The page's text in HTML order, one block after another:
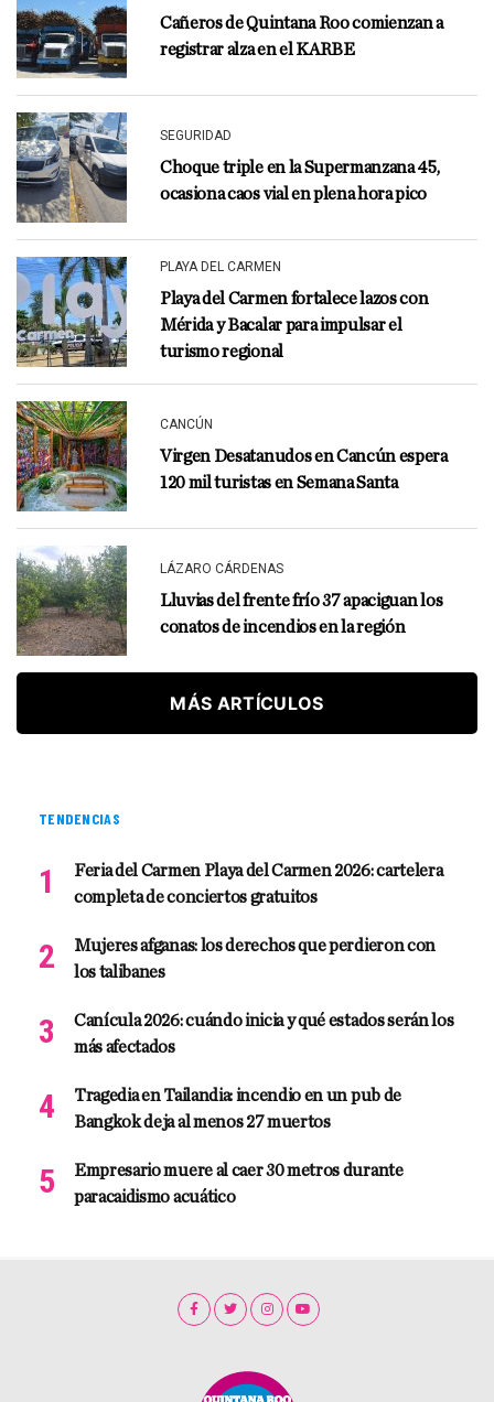
Cañeros de Quintana Roo comienzan a
registrar alza en el KARBE
SEGURIDAD
Choque triple en la Supermanzana 45,
ocasiona caos vial en plena hora pico
PLAYA DEL CARMEN
Playa del Carmen fortalece lazos con
Mérida y Bacalar para impulsar el
turismo regional
CANCÚN
Virgen Desatanudos en Cancún espera
120 mil turistas en Semana Santa
LÁZARO CÁRDENAS
Lluvias del frente frío 37 apaciguan los
conatos de incendios en la región
MÁS ARTÍCULOS
TENDENCIAS
Feria del Carmen Playa del Carmen 2026: cartelera
completa de conciertos gratuitos
Mujeres afganas: los derechos que perdieron con
los talibanes
Canícula 2026: cuándo inicia y qué estados serán los
más afectados
Tragedia en Tailandia: incendio en un pub de
Bangkok deja al menos 27 muertos
Empresario muere al caer 30 metros durante
paracaidismo acuático